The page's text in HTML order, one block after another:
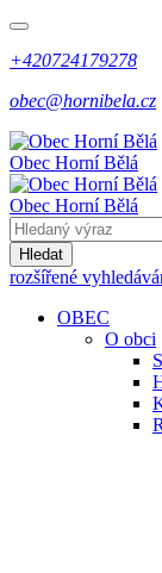
+420724179278
obec@hornibela.cz
Obec HorníBělá
Obec HorníBělá
Hledat
rozšířené
OBEC
O obci